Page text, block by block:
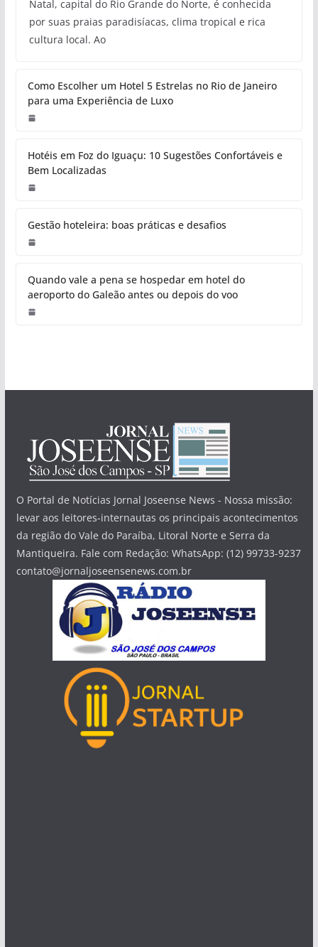
Natal, capital do Rio Grande do Norte, é conhecida
por suas praias paradisíacas, clima tropical e rica
cultura local. Ao
Como Escolher um Hotel 5 Estrelas no Rio de Janeiro
para uma Experiência de Luxo
Hotéis em Foz do Iguaçu: 10 Sugestões Confortáveis e
Bem Localizadas
Gestão hoteleira: boas práticas e desafios
Quando vale a pena se hospedar em hotel do
aeroporto do Galeão antes ou depois do voo
O Portal de Notícias Jornal Joseense News - Nossa missão:
levar aos leitores-internautas os principais acontecimentos
da região do Vale do Paraíba, Litoral Norte e Serra da
Mantiqueira. Fale com Redação: WhatsApp: (12) 99733-9237
contato@jornaljoseensenews.com.br